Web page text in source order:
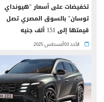
تخفيضات على أسعار "هيونداي
توسان" بالسوق المصري تصل
قيمتها إلى 151 ألف جنيه
الأحد 03 أغسطس 2025